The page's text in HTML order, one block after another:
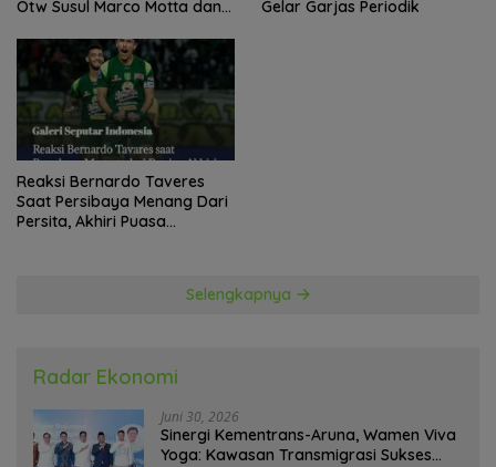
Otw Susul Marco Motta dan
Trofi?
Gelar Garjas Periodik
Reaksi Bernardo Taveres
Saat Persibaya Menang Dari
Persita, Akhiri Puasa
Selengkapnya
Radar Ekonomi
Juni 30, 2026
Sinergi Kementrans-Aruna, Wamen Viva
Yoga: Kawasan Transmigrasi Sukses